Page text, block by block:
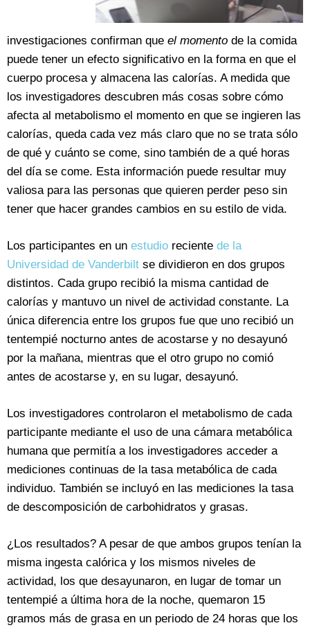
investigaciones confirman que el momento de la comida
puede tener un efecto significativo en la forma en que el
cuerpo procesa y almacena las calorías. A medida que
los investigadores descubren más cosas sobre cómo
afecta al metabolismo el momento en que se ingieren las
calorías, queda cada vez más claro que no se trata sólo
de qué y cuánto se come, sino también de a qué horas
del día se come. Esta información puede resultar muy
valiosa para las personas que quieren perder peso sin
tener que hacer grandes cambios en su estilo de vida.
Los participantes en un estudio reciente de la
Universidad de Vanderbilt se dividieron en dos grupos
distintos. Cada grupo recibió la misma cantidad de
calorías y mantuvo un nivel de actividad constante. La
única diferencia entre los grupos fue que uno recibió un
tentempié nocturno antes de acostarse y no desayunó
por la mañana, mientras que el otro grupo no comió
antes de acostarse y, en su lugar, desayunó.
Los investigadores controlaron el metabolismo de cada
participante mediante el uso de una cámara metabólica
humana que permitía a los investigadores acceder a
mediciones continuas de la tasa metabólica de cada
individuo. También se incluyó en las mediciones la tasa
de descomposición de carbohidratos y grasas.
¿Los resultados? A pesar de que ambos grupos tenían la
misma ingesta calórica y los mismos niveles de
actividad, los que desayunaron, en lugar de tomar un
tentempié a última hora de la noche, quemaron 15
gramos más de grasa en un periodo de 24 horas que los